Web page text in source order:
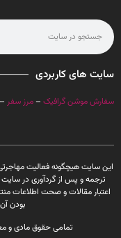
سایت های کاربردی
سفارش موشن گرافیک – مرز سفر –
این سایت هیچگونه فعالیت
ترجمه و پس از گردآوری در
اعتبار مقالات و صحت اطلاعات
بودن
تمامی حقوق مادی و